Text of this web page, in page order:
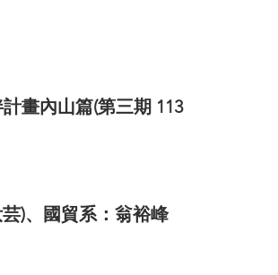
畫內山篇(第三期 113
)、國貿系：翁裕峰